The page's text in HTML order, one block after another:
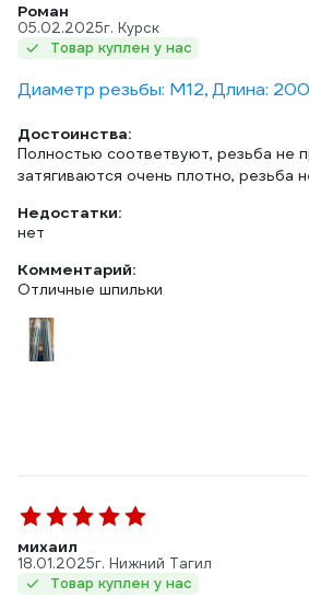
Роман
05.02.2025г. Курск
Товар куплен у нас
Диаметр резьбы: М12, Длина:
Достоинства:
Полностью соответвуют, резьба не
затягиваются очень плотно, резьба
Недостатки:
нет
Комментарий:
Отличные шпильки
михаил
18.01.2025г. Нижний Тагил
Товар куплен у нас